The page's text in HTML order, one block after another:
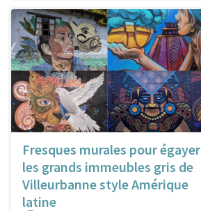
Fresques murales pour égayer
les grands immeubles gris de
Villeurbanne style Amérique
latine